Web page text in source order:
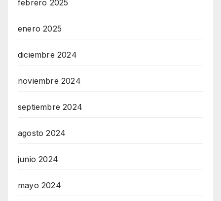
febrero 2025
enero 2025
diciembre 2024
noviembre 2024
septiembre 2024
agosto 2024
junio 2024
mayo 2024